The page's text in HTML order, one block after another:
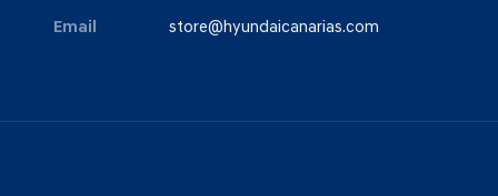
Email store@hyundaicanarias.com